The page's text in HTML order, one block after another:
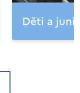
Děti a